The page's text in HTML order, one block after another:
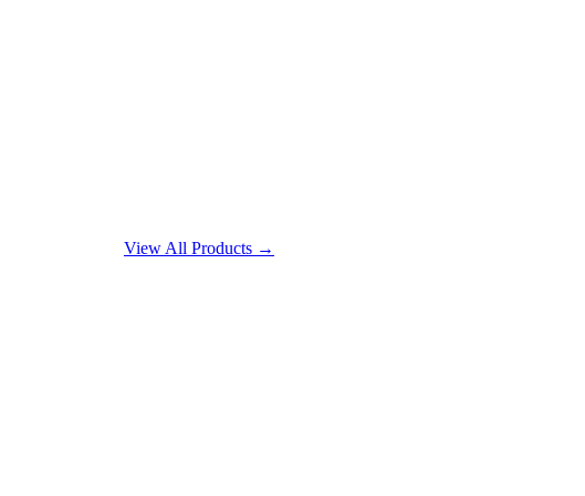
View All Products →